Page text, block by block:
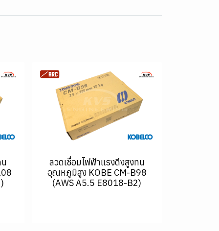
ลวดเชื่อมไฟฟ้าแรงดึงสูงทน
อุณหภูมิสูง KOBE CM-B98
(AWS A5.5 E8018-B2)